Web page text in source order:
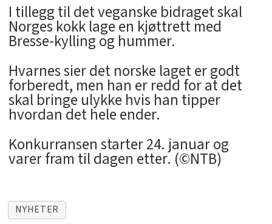
I tillegg til det veganske bidraget skal
Norges kokk lage en kjøttrett med
Bresse-kylling og hummer.
Hvarnes sier det norske laget er godt
forberedt, men han er redd for at det
skal bringe ulykke hvis han tipper
hvordan det hele ender.
Konkurransen starter 24. januar og
varer fram til dagen etter. (©NTB)
NYHETER